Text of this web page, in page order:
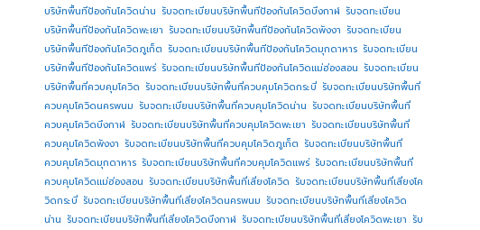
บริษัทพื้นทีป้องกันโควิดน่าน รับจดทะเบียนบริษัทพื้นทีป้องกันโควิดบึงกาฬ รับจดทะเบียน
บริษัทพื้นทีป้องกันโควิดพะเยา รับจดทะเบียนบริษัทพื้นทีป้องกันโควิดพังงา รับจดทะเบียน
บริษัทพื้นทีป้องกันโควิดภูเก็ต รับจดทะเบียนบริษัทพื้นทีป้องกันโควิดมุกดาหาร รับจดทะเบียน
บริษัทพื้นทีป้องกันโควิดแพร่ รับจดทะเบียนบริษัทพื้นทีป้องกันโควิดแม่ฮ่องสอน รับจดทะเบียน
บริษัทพื้นที่ควบคุมโควิด รับจดทะเบียนบริษัทพื้นที่ควบคุมโควิดกระบี่ รับจดทะเบียนบริษัทพื้นที่
ควบคุมโควิดนครพนม รับจดทะเบียนบริษัทพื้นที่ควบคุมโควิดน่าน รับจดทะเบียนบริษัทพื้นที่
ควบคุมโควิดบึงกาฬ รับจดทะเบียนบริษัทพื้นที่ควบคุมโควิดพะเยา รับจดทะเบียนบริษัทพื้นที่
ควบคุมโควิดพังงา รับจดทะเบียนบริษัทพื้นที่ควบคุมโควิดภูเก็ต รับจดทะเบียนบริษัทพื้นที่
ควบคุมโควิดมุกดาหาร รับจดทะเบียนบริษัทพื้นที่ควบคุมโควิดแพร่ รับจดทะเบียนบริษัทพื้นที่
ควบคุมโควิดแม่ฮ่องสอน รับจดทะเบียนบริษัทพื้นที่เสี่ยงโควิด รับจดทะเบียนบริษัทพื้นที่เสี่ยงโค
วิดกระบี่ รับจดทะเบียนบริษัทพื้นที่เสี่ยงโควิดนครพนม รับจดทะเบียนบริษัทพื้นที่เสี่ยงโควิด
น่าน รับจดทะเบียนบริษัทพื้นที่เสี่ยงโควิดบึงกาฬ รับจดทะเบียนบริษัทพื้นที่เสี่ยงโควิดพะเยา รับ